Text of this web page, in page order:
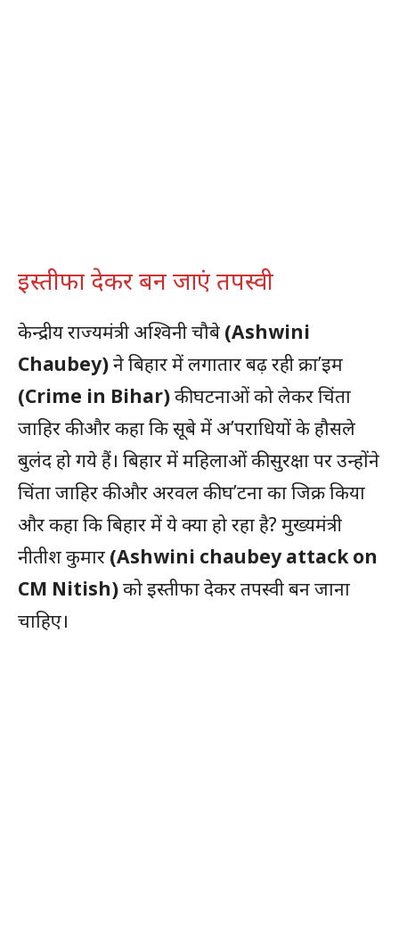
इस्तीफा देकर बन जाएं तपस्वी
केन्द्रीय राज्यमंत्री अश्विनी चौबे (Ashwini
Chaubey)ने बिहार में लगातार बढ़ रही क्रा’इम
(Crime in Bihar)की घटनाओं को लेकर चिंता
जाहिर की और कहा कि सूबे में अ’पराधियों के हौसले
बुलंद हो गये हैं। बिहार में महिलाओं की सुरक्षा पर उन्होंने
चिंता जाहिर की और अरवल की घ’टना का जिक्र किया
और कहा कि बिहार में ये क्या हो रहा है? मुख्यमंत्री
नीतीश कुमार (Ashwini chaubey attack on
CM Nitish)को इस्तीफा देकर तपस्वी बन जाना
चाहिए।